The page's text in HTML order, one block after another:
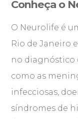
Conheça o
O Neurolife é
Rio de Janeiro
no diagnóstico
como as
infecciosas,
síndromes de